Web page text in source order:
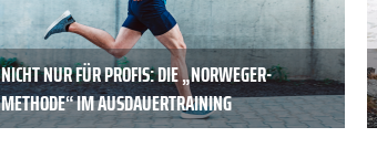
NICHT NUR FÜR PROFIS: DIE „NORWEGER-
METHODE“ IM AUSDAUERTRAINING